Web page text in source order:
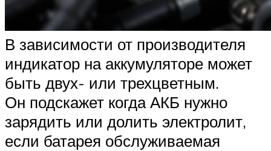
В зависимости от производителя
индикатор на аккумуляторе может
быть двух- или трехцветным.
Он подскажет когда АКБ нужно
зарядить или долить электролит,
если батарея обслуживаемая